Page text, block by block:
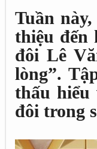
Tuần
thiệu đến
đôi Lê
lòng”.
thấu hiểu
đôi trong